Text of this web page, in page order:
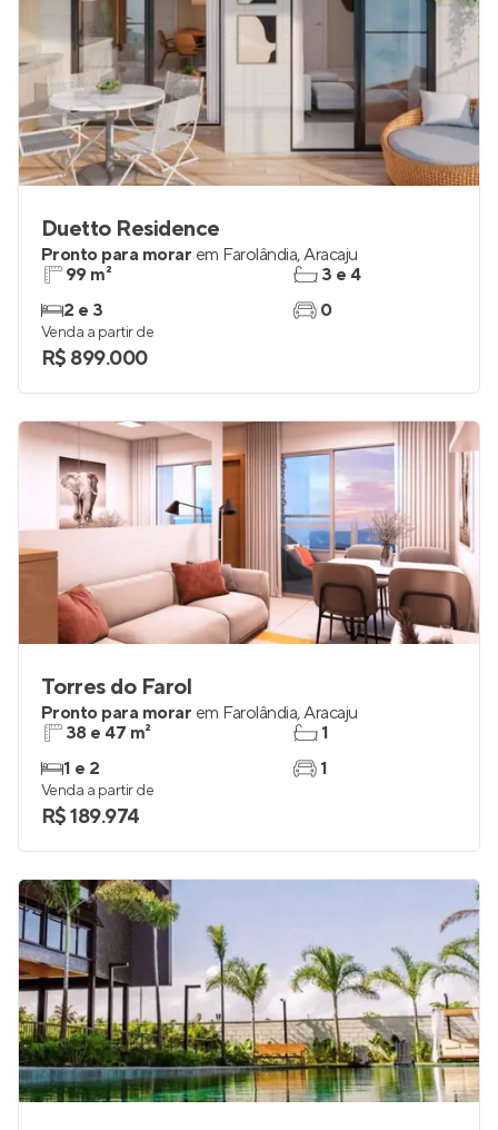
Duetto Residence
Pronto para morar em Farolândia,Aracaju
99 m²
2 e 3
3 e 4
0
Venda a partir de
R$ 899.000
Torres do Farol
Pronto para morar em Farolândia,Aracaju
38 e 47 m²
1 e 2
1
1
Venda a partir de
R$ 189.974